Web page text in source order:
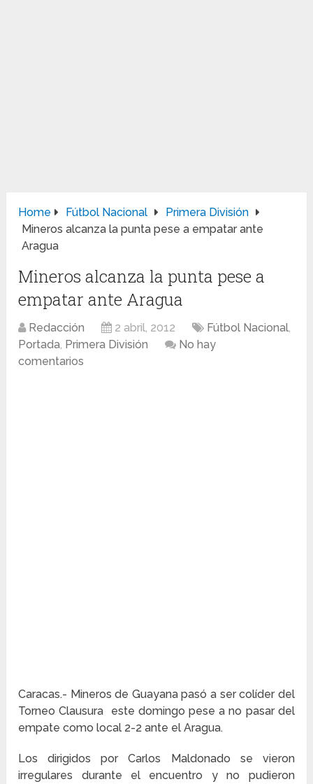
Home Fútbol Nacional
Primera División
Mineros alcanza la punta pese a empatar ante
Aragua
Mineros alcanza la punta pese a
empatar ante Aragua
Redacción 2 abril, 2012 Fútbol Nacional,
Portada, Primera División
No hay
comentarios
Caracas.- Mineros de Guayana pasó a ser colíder del
Torneo Clausura este domingo pese a no pasar del
empate como local 2-2 ante el Aragua.
Los dirigidos por Carlos Maldonado se vieron
irregulares durante el encuentro y no pudieron